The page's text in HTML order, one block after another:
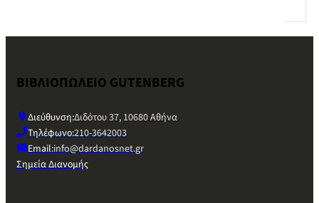
ΒΙΒΛΙΟΠΩΛΕΙΟ GUTENBERG
Διεύθυνση:Διδότου 37, 10680 Αθήνα
Τηλέφωνο:210-3642003
Email:info@dardanosnet.gr
Σημεία Διανομής